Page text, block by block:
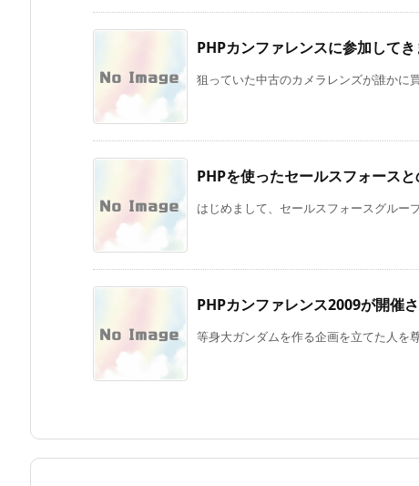
PHPカンファレンスに参加してき
狙っていた中古のカメラレンズが誰かに
PHPを使ったセールスフォース
はじめまして、セールスフォースグルー
PHPカンファレンス2009が開催
等身大ガンダムを作る企画を立てた人を